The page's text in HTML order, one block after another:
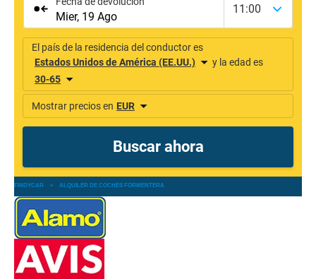
FINDYCAR » ALQUILER DE COCHES FORMENTERA